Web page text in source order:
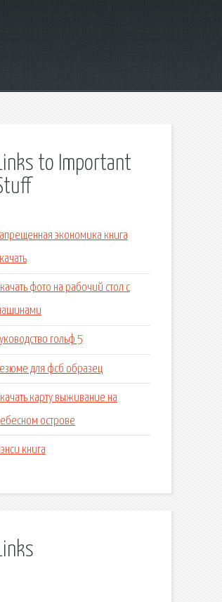
to Important
экономика книга
фото на рабочий стол с
гольф 5
для фсб образец
карту выживание на
острове
книга